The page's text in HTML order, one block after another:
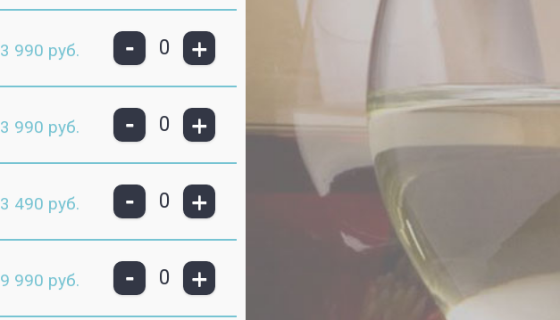
3 990 руб. - 0 +
3 990 руб. - 0 +
3 490 руб. - 0 +
9 990 руб. - 0 +